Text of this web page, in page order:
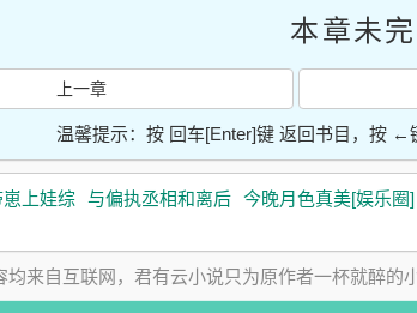
本章未
上一章
温馨提示：按 回车[Enter]键 返回书目，按 ←
上娃综 与偏执丞相和离后 今晚月色真美[娱乐圈]
均来自互联网，君有云小说只为原作者一杯就醉